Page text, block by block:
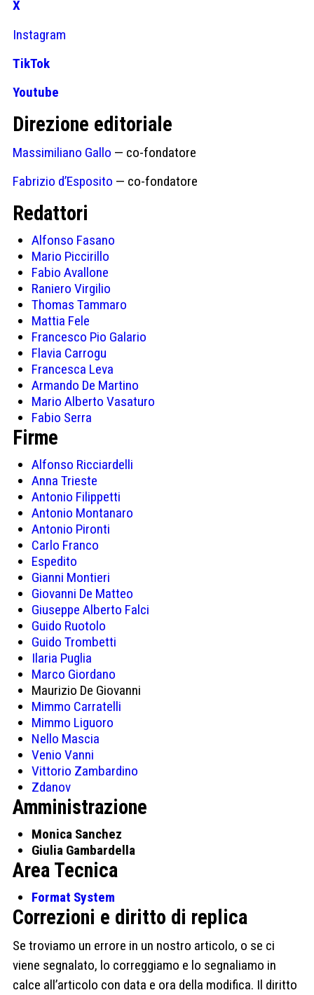
X
Instagram
TikTok
Youtube
Direzione editoriale
Massimiliano Gallo — co-fondatore
Fabrizio d’Esposito — co-fondatore
Redattori
Alfonso Fasano
Mario Piccirillo
Fabio Avallone
Raniero Virgilio
Thomas Tammaro
Mattia Fele
Francesco Pio Galario
Flavia Carrogu
Francesca Leva
Armando De Martino
Mario Alberto Vasaturo
Fabio Serra
Firme
Alfonso Ricciardelli
Anna Trieste
Antonio Filippetti
Antonio Montanaro
Antonio Pironti
Carlo Franco
Espedito
Gianni Montieri
Giovanni De Matteo
Giuseppe Alberto Falci
Guido Ruotolo
Guido Trombetti
Ilaria Puglia
Marco Giordano
Maurizio De Giovanni
Mimmo Carratelli
Mimmo Liguoro
Nello Mascia
Venio Vanni
Vittorio Zambardino
Zdanov
Amministrazione
Monica Sanchez
Giulia Gambardella
Area Tecnica
Format System
Correzioni e diritto di replica
Se troviamo un errore in un nostro articolo, o se ci
viene segnalato, lo correggiamo e lo segnaliamo in
calce all’articolo con data e ora della modifica. Il diritto